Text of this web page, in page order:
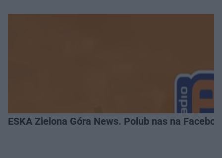
ESKA Zielona Góra News. Polub nas na